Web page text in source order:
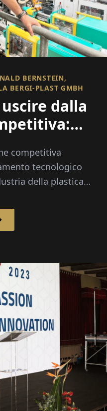
BERNSTEIN,
BERGI-PLAST GMBH
dalla
competitiva
tecnologico
della plastica.